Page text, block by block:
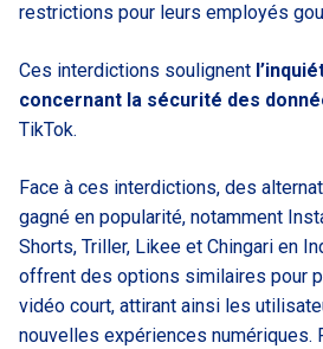
restrictions pour leurs employés
Ces interdictions soulignent
concernant la sécurité des
TikTok.
Face à ces interdictions, des
gagné en popularité, notamment
Shorts, Triller, Likee et Chingari en
offrent des options similaires pour
vidéo court, attirant ainsi les
nouvelles expériences numériques.